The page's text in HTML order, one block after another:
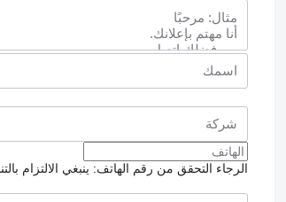
الرجاء التحقق من رقم الهاتف: ينبغي الالتزام